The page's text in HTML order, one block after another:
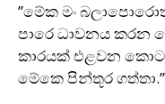
”මේක මං
පාරෙ ධාවනය කරන
කාරයක් එළවන
මේකෙ පින්තූර